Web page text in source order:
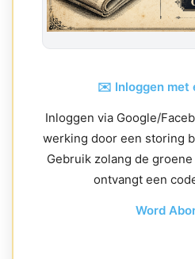
✉️ Inloggen met
Inloggen via Google/
werking door een storing
Gebruik zolang de
ontvangt een
Word